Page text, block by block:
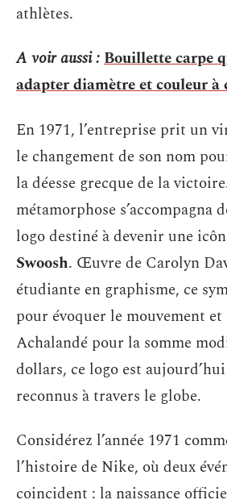
athlètes.
A voir aussi :Bouillette carpe
adapter diamètre et couleur à
En 1971, l’entreprise prit un
le changement de son nom
la déesse grecque de la
métamorphose s’accompagna
logo destiné à devenir une
Swoosh. Œuvre de Carolyn
étudiante en graphisme, ce
pour évoquer le mouvement
Achalandé pour la somme
dollars, ce logo est
reconnus à travers le globe.
Considérez l’année 1971
l’histoire de Nike, où deux
coincident : la naissance